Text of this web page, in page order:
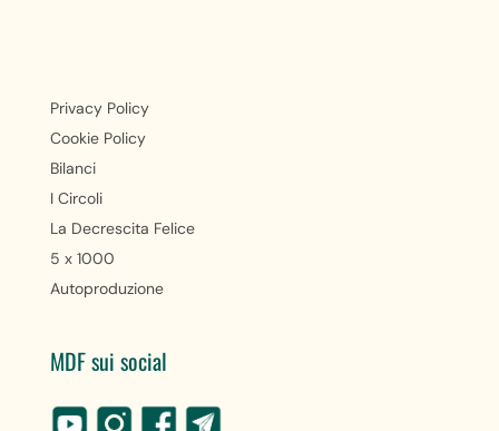
Privacy Policy
Cookie Policy
Bilanci
I Circoli
La Decrescita Felice
5 x 1000
Autoproduzione
MDF sui social